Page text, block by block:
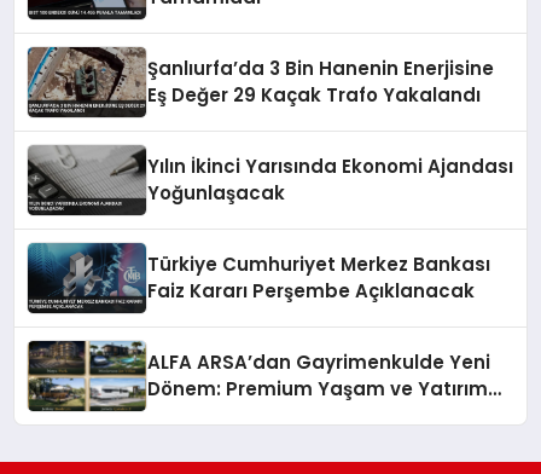
Şanlıurfa’da 3 Bin Hanenin Enerjisine
Eş Değer 29 Kaçak Trafo Yakalandı
Yılın İkinci Yarısında Ekonomi Ajandası
Yoğunlaşacak
Türkiye Cumhuriyet Merkez Bankası
Faiz Kararı Perşembe Açıklanacak
ALFA ARSA’dan Gayrimenkulde Yeni
Dönem: Premium Yaşam ve Yatırım